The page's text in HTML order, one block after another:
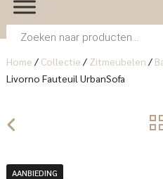
Producten
zoeken
Home / Collectie / Zitmeubelen /
Livorno Fauteuil UrbanSofa
AANBIEDING